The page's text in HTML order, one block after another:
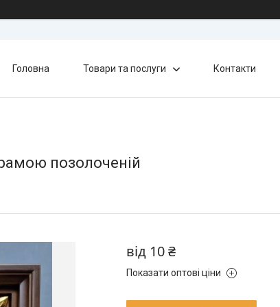
Головна Товари та послуги Контакти
позолоченій
від 10 ₴
Показати оптові ціни